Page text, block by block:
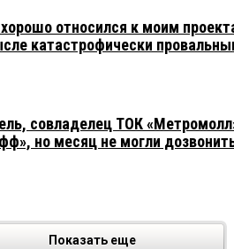
относился к моим
катастрофически
совладелец ТОК
но месяц не могли
Показать еще